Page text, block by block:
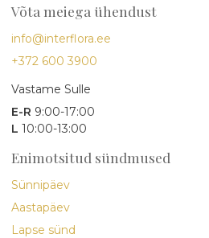
Võta meiega ühendust
info@interflora.ee
+372 600 3900
Vastame Sulle
E-R 9:00-17:00
L 10:00-13:00
Enimotsitud sündmused
Sünnipäev
Aastapäev
Lapse sünd